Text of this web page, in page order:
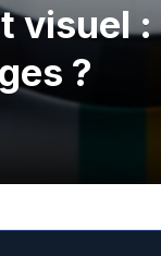
visuel
?